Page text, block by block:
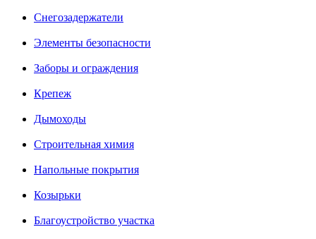
Снегозадержатели
Элементы безопасности
Заборы и ограждения
Крепеж
Дымоходы
Строительная химия
Напольные покрытия
Козырьки
Благоустройство участка